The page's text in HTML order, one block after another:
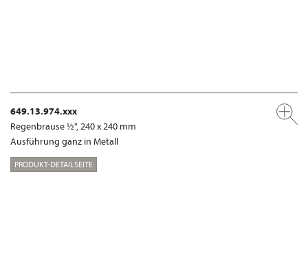
649.13.974.xxx
Regenbrause ½", 240 x 240 mm
Ausführung ganz in Metall
PRODUKT-DETAILSEITE